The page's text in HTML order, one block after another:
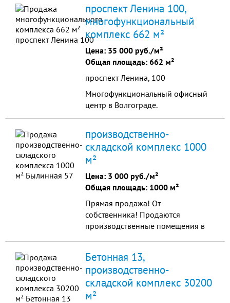
энергомощности. Земля в аренде
до 2051 года.
проспект Ленина 100,
многофункциональный
комплекс 662 м²
Цена: 35 000 руб./м²
Общая площадь: 662 м²
проспект Ленина, 100
Многофункциональный офисный
центр в Волгограде.
производственно-
складской комплекс 1000
м²
Цена: 3 000 руб./м²
Общая площадь: 1000 м²
Прямая продажа! От
собственника! Продаются
производственные помещения в
склады и производство. Удобные
подъездные пути, Возможно
восстановить коммуникации. Цена
2,5 и 3,5 млн. рублей.
Бетонная 13,
производственно-
складской комплекс 30200
м²